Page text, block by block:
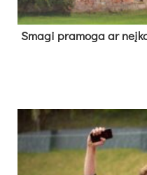
Sma­gi pra­mo­ga ar